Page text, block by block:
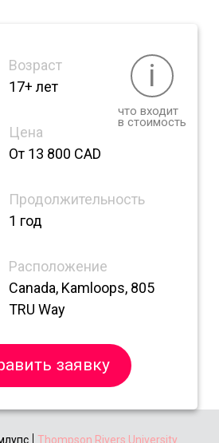
Возраст
17+ лет
i
что входит
в стоимость
Цена
От 13 800 CAD
Продолжительность
1 год
Расположение
Canada, Kamloops, 805
TRU Way
заявку
Thompson Rivers University